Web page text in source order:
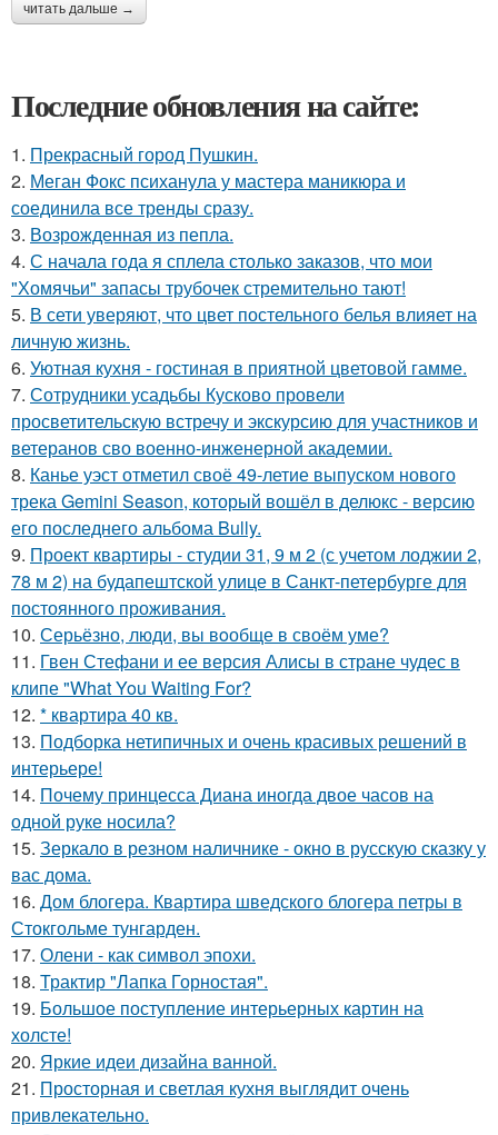
читать дальше →
Последние обновления на сайте:
1. Прекрасный город Пушкин.
2. Меган Фокс психанула у мастера маникюра и
соединила все тренды сразу.
3. Возрожденная из пепла.
4. С начала года я сплела столько заказов, что мои
"Хомячьи" запасы трубочек стремительно тают!
5. В сети уверяют, что цвет постельного белья влияет на
личную жизнь.
6. Уютная кухня - гостиная в приятной цветовой гамме.
7. Сотрудники усадьбы Кусково провели
просветительскую встречу и экскурсию для участников и
ветеранов сво военно-инженерной академии.
8. Канье уэст отметил своё 49-летие выпуском нового
трека Gemini Season, который вошёл в делюкс - версию
его последнего альбома Bully.
9. Проект квартиры - студии 31, 9 м 2 (с учетом лоджии 2,
78 м 2) на будапештской улице в Санкт-петербурге для
постоянного проживания.
10. Серьёзно, люди, вы вoобще в своём уме?
11. Гвен Стефани и ее версия Алисы в стране чудес в
клипе "What You Waiting For?
12. * квартира 40 кв.
13. Подборка нетипичных и очень красивых решений в
интерьере!
14. Почему принцесса Диана иногда двое часов на
одной руке носила?
15. Зеркало в резном наличнике - окно в русскую сказку у
вас дома.
16. Дом блогера. Квартира шведского блогера петры в
Стокгольме тунгарден.
17. Олени - как символ эпохи.
18. Трактир "Лапка Горностая".
19. Большое поступление интерьерных картин на
холсте!
20. Яркие идеи дизайна ванной.
21. Просторная и светлая кухня выглядит очень
привлекательно.